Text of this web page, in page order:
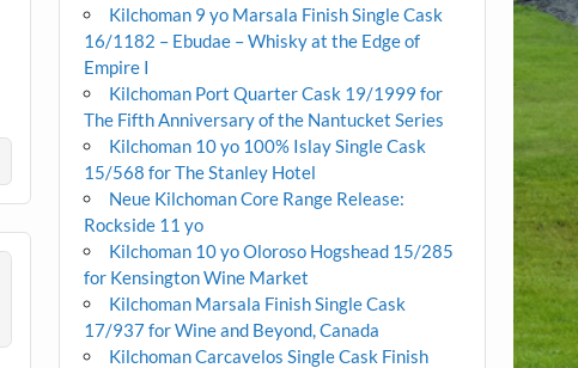
Kilchoman 9 yo Marsala Finish Single Cask
16/1182 – Ebudae – Whisky at the Edge of
Empire I
Kilchoman Port Quarter Cask 19/1999 for
The Fifth Anniversary of the Nantucket Series
Kilchoman 10 yo 100% Islay Single Cask
15/568 for The Stanley Hotel
Neue Kilchoman Core Range Release:
Rockside 11 yo
Kilchoman 10 yo Oloroso Hogshead 15/285
for Kensington Wine Market
Kilchoman Marsala Finish Single Cask
17/937 for Wine and Beyond, Canada
Kilchoman Carcavelos Single Cask Finish